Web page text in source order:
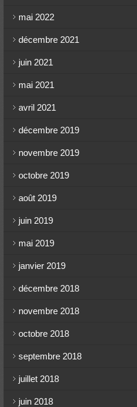
mai 2022
décembre 2021
juin 2021
mai 2021
avril 2021
décembre 2019
novembre 2019
octobre 2019
août 2019
juin 2019
mai 2019
janvier 2019
décembre 2018
novembre 2018
octobre 2018
septembre 2018
juillet 2018
juin 2018